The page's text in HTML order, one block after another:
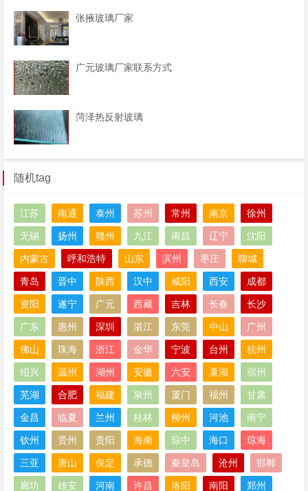
张掖玻璃厂家
广元玻璃厂家联系方式
菏泽热反射玻璃
随机tag
江苏 南通 泰州 苏州 常州 南京 徐州
无锡 扬州 赣州 九江 南昌 辽宁 沈阳
内蒙古 呼和浩特 山东 滨州 枣庄 聊城
青岛 晋中 陕西 汉中 咸阳 西安 成都
资阳 遂宁 广元 西藏 吉林 长春 长沙
广东 惠州 深圳 湛江 东莞 中山 广州
佛山 珠海 浙江 金华 宁波 台州 杭州
绍兴 温州 湖州 安徽 六安 巢湖 宿州
芜湖 合肥 福建 泉州 厦门 福州 甘肃
金昌 临夏 兰州 桂林 柳州 河池 南宁
钦州 贵州 贵阳 海南 琼中 海口 琼海
三亚 唐山 保定 承德 秦皇岛 沧州 邯郸
廊坊 雄安 河南 许昌 洛阳 南阳 郑州